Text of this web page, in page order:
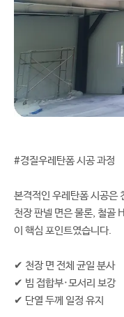
#경질우레탄폼 시공 과정
본격적인 우레탄폼 시공은
천장 판넬 면은 물론, 철골
이 핵심 포인트였습니다.
✔ 천장 면 전체 균일 분사
✔ 빔 접합부·모서리 보강
✔ 단열 두께 일정 유지